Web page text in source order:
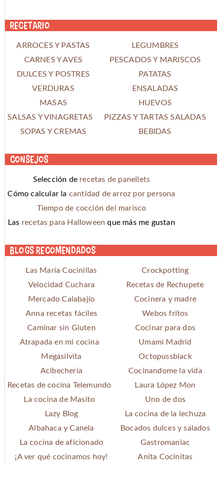
Recetario
ARROCES Y PASTAS
LEGUMBRES
CARNES Y AVES
PESCADOS Y MARISCOS
DULCES Y POSTRES
PATATAS
VERDURAS
ENSALADAS
MASAS
HUEVOS
SALSAS Y VINAGRETAS
PIZZAS Y TARTAS SALADAS
SOPAS Y CREMAS
BEBIDAS
Consejos
Selección de recetas de panellets
Cómo calcular la cantidad de arroz por persona
Tiempo de cocción del marisco
Las recetas para Halloween que más me gustan
Blogs recomendados
Las María Cocinillas
Crockpotting
Velocidad Cuchara
Recetas de Rechupete
Mercado Calabajío
Cocinera y madre
Anna recetas fáciles
Webos fritos
Caminar sin Gluten
Cocinar para dos
Atrapada en mi cocina
Umami Madrid
Megasilvita
Octopussblack
Acibechería
Cocinandome la vida
Recetas de cocina Telemundo
Laura López Mon
La cocina de Masito
Uno de dos
Lazy Blog
La cocina de la lechuza
Albahaca y Canela
Bocados dulces y salados
La cocina de aficionado
Gastromaniac
¡A ver qué cocinamos hoy!
Anita Cocinitas